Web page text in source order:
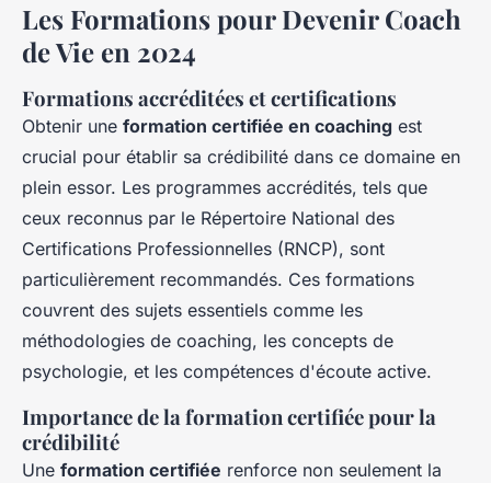
Les Formations pour Devenir Coach
de Vie en 2024
Formations accréditées et certifications
Obtenir une formation certifiée en coaching est
crucial pour établir sa crédibilité dans ce domaine en
plein essor. Les programmes accrédités, tels que
ceux reconnus par le Répertoire National des
Certifications Professionnelles (RNCP), sont
particulièrement recommandés. Ces formations
couvrent des sujets essentiels comme les
méthodologies de coaching, les concepts de
psychologie, et les compétences d'écoute active.
Importance de la formation certifiée pour la
crédibilité
Une formation certifiée renforce non seulement la